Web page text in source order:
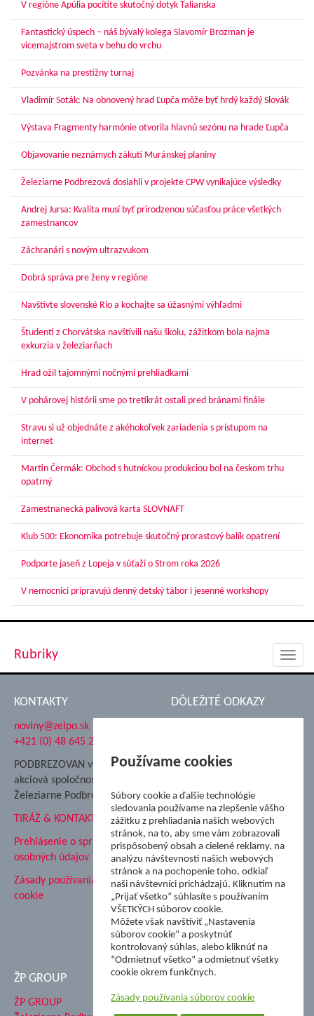
V regióne Apúlia pocítite skutočný dotyk Talianska
Fantastický úspech – náš bývalý kolega Slavomír Brozman je
vicemajstrom sveta v behu do vrchu
Pozvánka na prestížny turnaj
Vladimír Soták: Na obnovený hrad Ľupča môže byť hrdý každý Slovák
Výstava Fragmenty harmónie otvorila hlavnú sezónu na hrade Ľupča
Objavovanie neznámych zákutí Muránskej planiny
Železiarne Podbrezová dosiahli v projekte CPW vynikajúce výsledky
Andrej Jursa: Kvalita musí byť prirodzenou súčasťou práce všetkých
zamestnancov
Záchranári s novým ultrazvukom
Dobrá správa pre ženy v regióne
Navštívte slovenské Rio a kochajte sa úžasnými výhľadmi
Študenti z Chorvátska navštívili našu školu, zážitkom bola najmä
exkurzia v železiarňach
Hrad ožil tajomnými nočnými prehliadkami
V pohárovej histórii sme po tretíkrát ostali pred bránami finále
Stravu si už objednáte z akéhokoľvek zariadenia s prístupom na
internet
Martin Čermák: Obchod s hutníckou produkciou bol na českom trhu
opatrný
Zamestnanecká palivová karta SLOVNAFT
Klub 500: Ekonomika potrebuje skutočný prorastový balík opatrení
Podporte jaseň z Lopeja v súťaži o Strom roka 2026
V nemocnici pripravujú denný detský tábor i jesenné workshopy
Rubriky
KONTAKTY
noviny@zelpo.sk
+421 (0) 48 645 2711
PODBREZOVAN vydáva
akciová spoločnosť
Železiarne Podbrezová
TIRÁŽ & KONTAKT
Prehlásenie o spracovaní
osobných údajov
Zásady používania súborov
cookie
DÔLEŽITÉ ODKAZY
Nadácia Železiarne
ŽP Informatika s.r.o.
ŠK Železiarne Podbrezová
Tále a.s.
ŽP GROUP
ŽP GROUP
Používame cookies
Súbory cookie a ďalšie technológie
sledovania používame na zlepšenie vášho
zážitku z prehliadania našich webových
stránok, na to, aby sme vám zobrazovali
prispôsobený obsah a cielené reklamy, na
analýzu návštevnosti našich webových
stránok a na pochopenie toho, odkiaľ
naši návštevníci prichádzajú. Kliknutím na
„Prijať všetko” súhlasíte s používaním
VŠETKÝCH súborov cookie.
Môžete však navštíviť „Nastavenia
súborov cookie” a poskytnúť
kontrolovaný súhlas, alebo kliknúť na
“Odmietnuť všetko” a odmietnuť všetky
cookie okrem funkčnych.
Zásady používania súborov cookie